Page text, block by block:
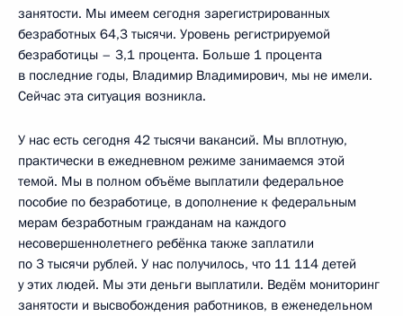
занятости. Мы имеем сегодня зарегистрированных
безработных 64,3 тысячи. Уровень регистрируемой
безработицы – 3,1 процента. Больше 1 процента
в последние годы, Владимир Владимирович, мы не имели.
Сейчас эта ситуация возникла.
У нас есть сегодня 42 тысячи вакансий. Мы вплотную,
практически в ежедневном режиме занимаемся этой
темой. Мы в полном объёме выплатили федеральное
пособие по безработице, в дополнение к федеральным
мерам безработным гражданам на каждого
несовершеннолетнего ребёнка также заплатили
по 3 тысячи рублей. У нас получилось, что 11 114 детей
у этих людей. Мы эти деньги выплатили. Ведём мониторинг
занятости и высвобождения работников, в еженедельном